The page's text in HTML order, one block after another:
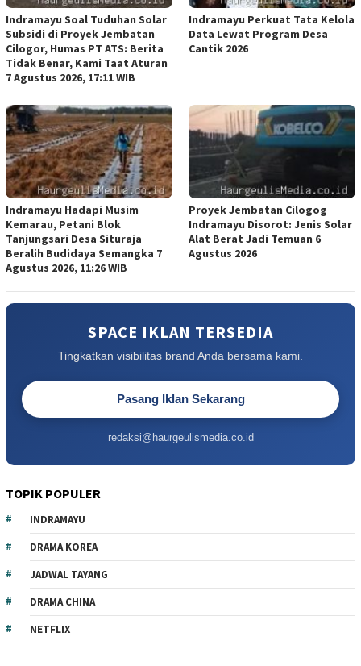
Indramayu Soal Tuduhan Solar
Subsidi di Proyek Jembatan
Cilogor, Humas PT ATS: Berita
Tidak Benar, Kami Taat Aturan
7 Agustus 2026, 17:11 WIB
Indramayu Perkuat Tata Kelola
Data Lewat Program Desa
Cantik 2026
Indramayu Hadapi Musim
Kemarau, Petani Blok
Tanjungsari Desa Situraja
Beralih Budidaya Semangka 7
Agustus 2026, 11:26 WIB
Proyek Jembatan Cilogog
Indramayu Disorot: Jenis Solar
Alat Berat Jadi Temuan 6
Agustus 2026
SPACE IKLAN TERSEDIA
Tingkatkan visibilitas brand Anda bersama kami.
Pasang Iklan Sekarang
redaksi@haurgeulismedia.co.id
TOPIK POPULER
INDRAMAYU
DRAMA KOREA
JADWAL TAYANG
DRAMA CHINA
NETFLIX